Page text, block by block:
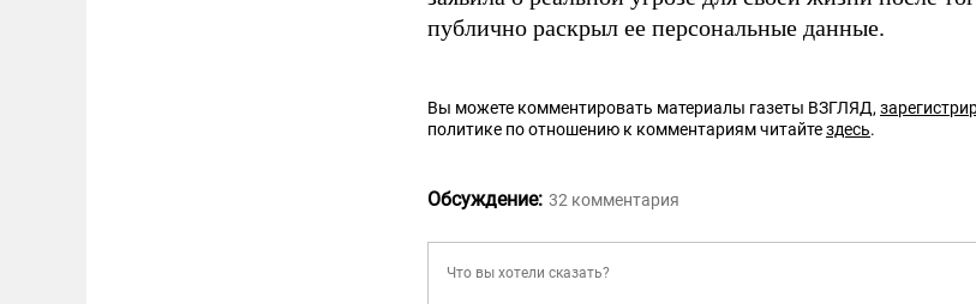
публично раскрыл ее персональные данные.
Вы можете комментировать материалы газеты ВЗГЛЯД,
политике по отношению к комментариям читайтездесь.
Обсуждение: 32 комментария